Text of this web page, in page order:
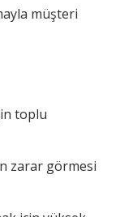
müşteri
toplu
zarar görmesi